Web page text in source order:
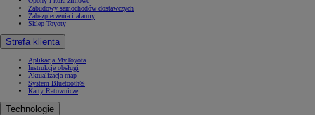
Zabudowy samochodów dostawczych
Zabezpieczenia i alarmy
Sklep Toyoty
Strefa klienta
Aplikacja MyToyota
Instrukcje obsługi
Aktualizacja map
System Bluetooth®
Karty Ratownicze
Technologie